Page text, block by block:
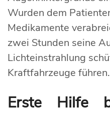
Wurden dem
Medikamente
zwei Stunden seine
Lichteinstrahlung
Kraftfahrzeuge führen.
Erste Hilfe